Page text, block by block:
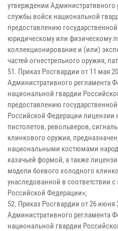
утверждении Административного
службы войск национальной
предоставлению
юридическому или физическому
коллекционирование и (или)
частей огнестрельного оружия,
51. Приказ Росгвардии от 11 мая
Административного регламента
национальной гвардии
предоставлению
Российской Федерации лицензии
пистолетов, револьверов,
клинкового оружия,
национальными костюмами
казачьей формой, а также
модели боевого холодного
унаследованной в соответствии
Российской Федерации»;
52. Приказ Росгвардии от 26
Административного регламента
национальной гвардии